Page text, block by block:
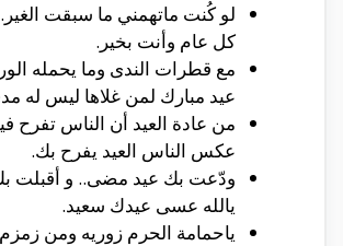
لو كُنت ماتهمني ما سبقت
كل عام وأنت بخير.
مع قطرات الندى وما يحمله
عيد مبارك لمن غلاها ليس له
من عادة العيد أن الناس تفرح
عكس الناس العيد يفرح بك.
ودّعت بك عيد مضى.. و أقبلت
يالله عسى عيدك سعيد.
ياحمامة الحرم زوريه ومن